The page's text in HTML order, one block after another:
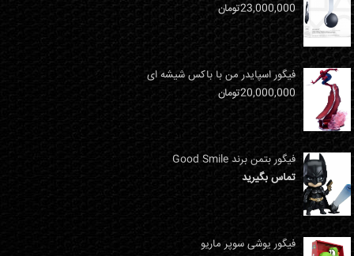
23,000,000تومان
فیگور اسپایدر من با باکس شیشه ای
20,000,000تومان
فیگور بتمن برند Good Smile
تماس بگیرید
فیگور یوشی سوپر ماریو